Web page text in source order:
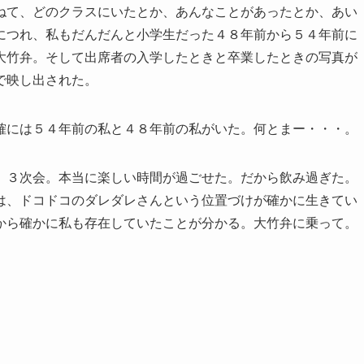
、どのクラスにいたとか、あんなことがあったとか、あい
れ、私もだんだんと小学生だった４８年前から５４年前に
弁。そして出席者の入学したときと卒業したときの写真が
し出された。
は５４年前の私と４８年前の私がいた。何とまー・・・。
次会。本当に楽しい時間が過ごせた。だから飲み過ぎた。
ドコドコのダレダレさんという位置づけが確かに生きてい
確かに私も存在していたことが分かる。大竹弁に乗って。